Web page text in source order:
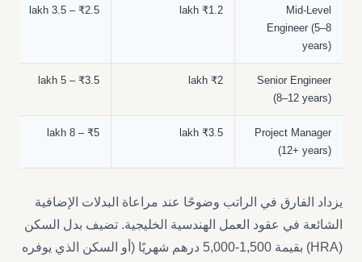
Mid-Level
Engineer (5–8
years)
₹1.2 lakh
₹2.5 – 3.5 lakh
Senior Engineer
(8–12 years)
₹2 lakh
₹3.5 – 5 lakh
Project Manager
(12+ years)
₹3.5 lakh
₹5 – 8 lakh
يزداد الفارق في الراتب وضوحًا عند مراعاة البدلات الإضافية
الشائعة في عقود العمل الهندسية الخليجية. تضيف بدل السكن
(HRA) بقيمة 1,500-5,000 درهم شهريًا (أو السكن الذي يوفره